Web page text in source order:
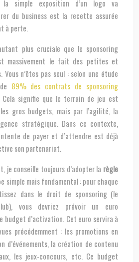
simple exposition d’un logo va
du business est la recette assurée
à perte.
plus cruciale que le sponsoring
massivement le fait des petites et
Vous n’êtes pas seul : selon une étude
89% des contrats de sponsoring
. Cela signifie que le terrain de jeu est
gros budgets, mais par l’agilité, la
stratégique. Dans ce contexte,
de payer et d’attendre est déjà
son partenariat.
je conseille toujours d’adopter la règle
simple mais fondamental : pour chaque
dans le droit de sponsoring (le
vous devriez prévoir un euro
budget d’activation. Cet euro servira à
précédemment : les promotions en
d’événements, la création de contenu
les jeux-concours, etc. Ce budget